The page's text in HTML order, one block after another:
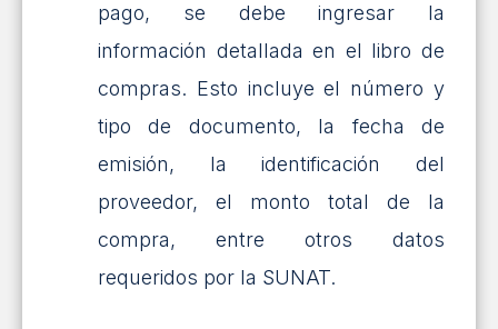
pago, se debe ingresar la
información detallada en el libro de
compras. Esto incluye el número y
tipo de documento, la fecha de
emisión, la identificación del
proveedor, el monto total de la
compra, entre otros datos
requeridos por la SUNAT.